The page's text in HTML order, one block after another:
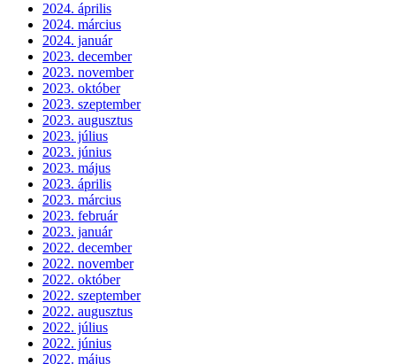
2024. április
2024. március
2024. január
2023. december
2023. november
2023. október
2023. szeptember
2023. augusztus
2023. július
2023. június
2023. május
2023. április
2023. március
2023. február
2023. január
2022. december
2022. november
2022. október
2022. szeptember
2022. augusztus
2022. július
2022. június
2022. május